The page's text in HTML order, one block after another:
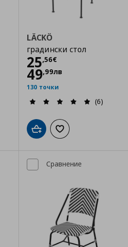
с любими
LÄCKÖ
градински стол
25,56€
Цена
49,99лв
130 точки
(6)
Добави в кошницата
Добави към
Сравнение